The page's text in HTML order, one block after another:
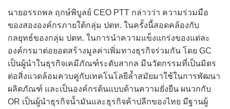
นายอรรถพล ฤกษ์พิบูลย์ CEO PTT กล่าวว่า ความร่วมมือ
ของสององค์กรภายใต้กลุ่ม ปตท. ในครั้งนี้สอดคล้องกับ
กลยุทธ์ของกลุ่ม ปตท. ในการนำความแข็งแกร่งของแต่ละ
องค์กรมาต่อยอดสร้างมูลค่าเพิ่มทางธุรกิจร่วมกัน โดย GC
เป็นผู้นำในธุรกิจเคมีภัณฑ์ระดับสากล มีนวัตกรรมที่เป็นมิตร
ต่อสิ่งแวดล้อมควบคู่กับเทคโนโลยีล้ำสมัยมาใช้ในการพัฒนา
ผลิตภัณฑ์ และเป็นองค์กรต้นแบบด้านความยั่งยืน ผนวกกับ
OR เป็นผู้นำธุรกิจน้ำมันและธุรกิจค้าปลีกของไทย มีฐานผู้